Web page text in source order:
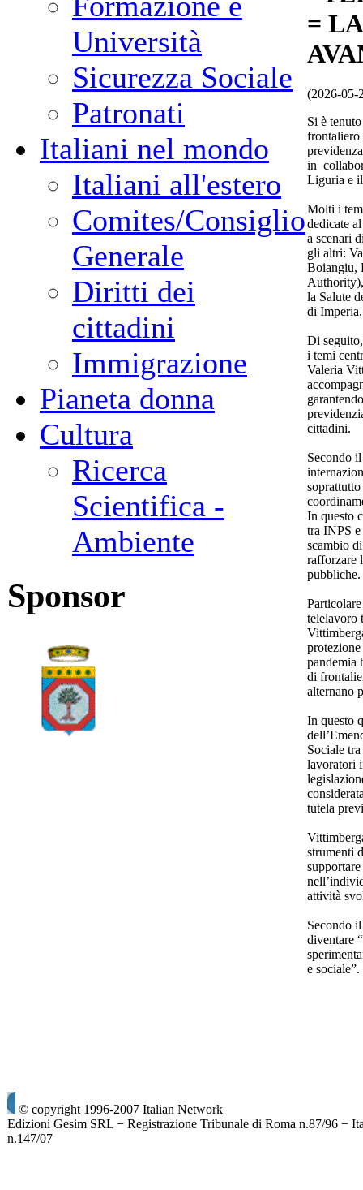
Università
Sicurezza Sociale
Patronati
Italiani nel mondo
Italiani all'estero
Comites/Consiglio
Generale
Diritti dei
cittadini
Immigrazione
Pianeta donna
Cultura
Ricerca
Scientifica -
Ambiente
Sponsor
=
(2026-05-
Si è
frontaliero
in
Liguria e
Molti i
dedicate
a scenari
gli altri:
Boiangiu,
la Salute
di Imperia.
Di
i temi
Valeria
cittadini.
Secondo
In questo
tra INPS
scambio
rafforzare
pubbliche.
telelavoro
pandemia
di
alternano
In questo
Sociale
lavoratori
tutela
strumenti
attività
Secondo
diventare
e
© copyright 1996-2007 Italian Network
Edizioni Gesim SRL − Registrazione Tribunale di Roma n.87/96 −
n.147/07